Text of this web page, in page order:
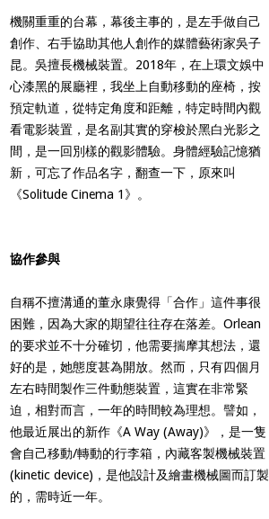
機關重重的台幕，幕後主事的，是左手做自己
創作、右手協助其他人創作的媒體藝術家吳子
昆。吳擅長機械裝置。2018年，在上環文娛中
心漆黑的展廳裡，我坐上自動移動的座椅，按
預定軌道，從特定角度和距離，特定時間內觀
看電影裝置，是名副其實的穿梭於黑白光影之
間，是一回別樣的觀影體驗。身體經驗記憶猶
新，可忘了作品名字，翻查一下，原來叫
《Solitude Cinema 1》。
協作參與
自稱不擅溝通的董永康覺得「合作」這件事很
困難，因為大家的期望往往存在落差。Orlean
的要求並不十分確切，他需要揣摩其想法，還
好的是，她態度甚為開放。然而，只有四個月
左右時間製作三件動態裝置，這實在非常緊
迫，相對而言，一年的時間較為理想。譬如，
他最近展出的新作《A Way (Away)》，是一隻
會自己移動/轉動的行李箱，內藏客製機械裝置
(kinetic device)，是他設計及繪畫機械圖而訂製
的，需時近一年。